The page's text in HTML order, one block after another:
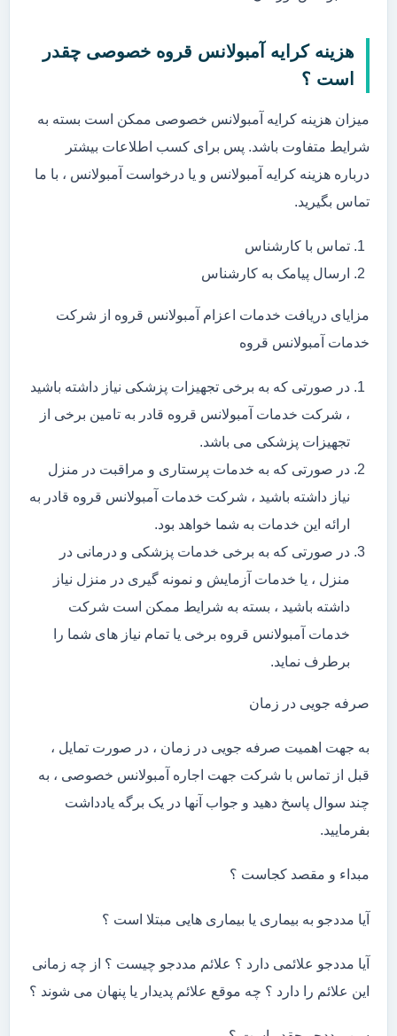
هزینه کرایه آمبولانس قروه خصوصی چقدر
است ؟
میزان هزینه کرایه آمبولانس خصوصی ممکن است بسته به
شرایط متفاوت باشد. پس برای کسب اطلاعات بیشتر
درباره هزینه کرایه آمبولانس و یا درخواست آمبولانس ، با ما
تماس بگیرید.
تماس با کارشناس
ارسال پیامک به کارشناس
مزایای دریافت خدمات اعزام آمبولانس قروه از شرکت
خدمات آمبولانس قروه
در صورتی که به برخی تجهیزات پزشکی نیاز داشته باشید
، شرکت خدمات آمبولانس قروه قادر به تامین برخی از
تجهیزات پزشکی می باشد.
در صورتی که به خدمات پرستاری و مراقبت در منزل
نیاز داشته باشید ، شرکت خدمات آمبولانس قروه قادر به
ارائه این خدمات به شما خواهد بود.
در صورتی که به برخی خدمات پزشکی و درمانی در
منزل ، یا خدمات آزمایش و نمونه گیری در منزل نیاز
داشته باشید ، بسته به شرایط ممکن است شرکت
خدمات آمبولانس قروه برخی یا تمام نیاز های شما را
برطرف نماید.
صرفه جویی در زمان
به جهت اهمیت صرفه جویی در زمان ، در صورت تمایل ،
قبل از تماس با شرکت جهت اجاره آمبولانس خصوصی ، به
چند سوال پاسخ دهید و جواب آنها در یک برگه یادداشت
بفرمایید.
مبداء و مقصد کجاست ؟
آیا مددجو به بیماری یا بیماری هایی مبتلا است ؟
آیا مددجو علائمی دارد ؟ علائم مددجو چیست ؟ از چه زمانی
این علائم را دارد ؟ چه موقع علائم پدیدار یا پنهان می شوند ؟